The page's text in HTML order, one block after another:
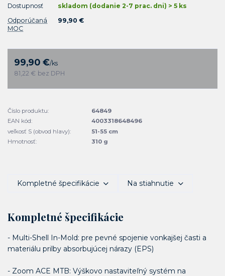
Dostupnosť
skladom (dodanie 2-7 prac. dni) > 5 ks
Odporúčaná
MOC
99,90 €
99,90 €/ks
81,22 € bez DPH
Číslo produktu:
64849
EAN kód:
4003318648496
veľkosť S (obvod hlavy):
51-55 cm
Hmotnosť:
310 g
Kompletné špecifikácie Na stiahnutie
Kompletné špecifikácie
- Multi-Shell In-Mold: pre pevné spojenie vonkajšej časti a
materiálu prilby absorbujúcej nárazy (EPS)
- Zoom ACE MTB: Výškovo nastaviteľný systém na